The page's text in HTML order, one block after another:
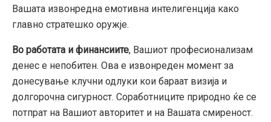
Вашата извонредна емотивна интелигенција како
главно стратешко оружје.
Во работата и финансиите, Вашиот професионализам
денес е непобитен. Ова е извонреден момент за
донесување клучни одлуки кои бараат визија и
долгорочна сигурност. Соработниците природно ќе се
потпрат на Вашиот авторитет и на Вашата смиреност.